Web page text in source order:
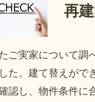
再
ご実家について調
た。建て替えがで
認し、物件条件に